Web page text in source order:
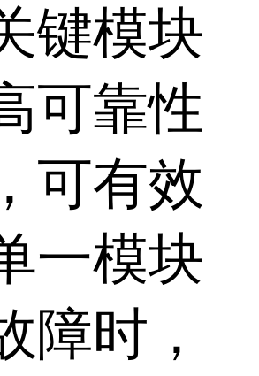
键模块
可靠性
可有效
一模块
障时，